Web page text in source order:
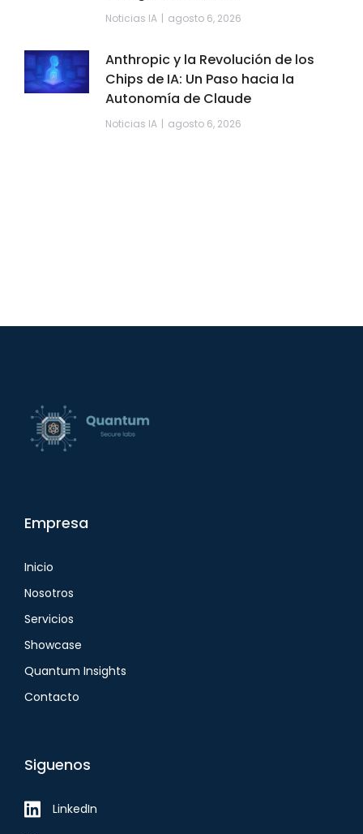
Noticias IA agosto 6, 2026
Anthropic y la Revolución de los
Chips de IA: Un Paso hacia la
Autonomía de Claude
Noticias IA agosto 6, 2026
Empresa
Inicio
Nosotros
Servicios
Showcase
Quantum Insights
Contacto
Siguenos
LinkedIn